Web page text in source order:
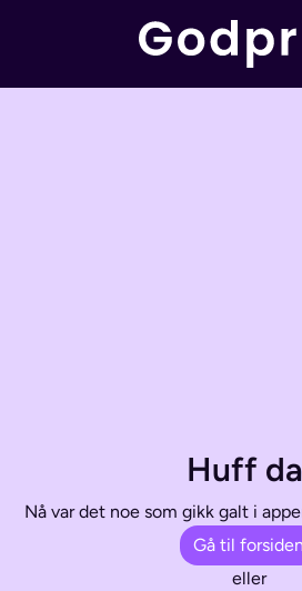
Huff
Nå var det noe som gikk galt i
Gå til forsiden
eller